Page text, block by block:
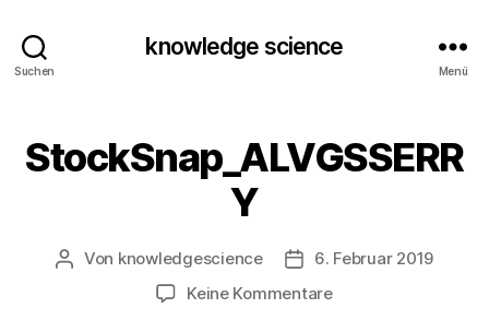
Suchen
knowledge science
Menü
StockSnap_ALVGSSERR
Y
Beitragsautor
Von knowledgescience Beitragsdatum
6. Februar 2019
Keine Kommentarezu